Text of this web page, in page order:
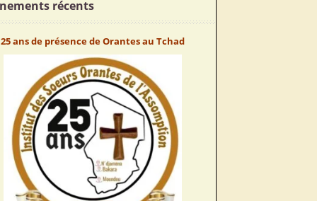
récents
25 ans de présence de Orantes au Tchad